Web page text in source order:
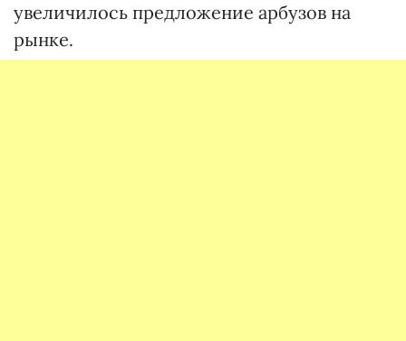
увеличилось предложение арбузов на
рынке.